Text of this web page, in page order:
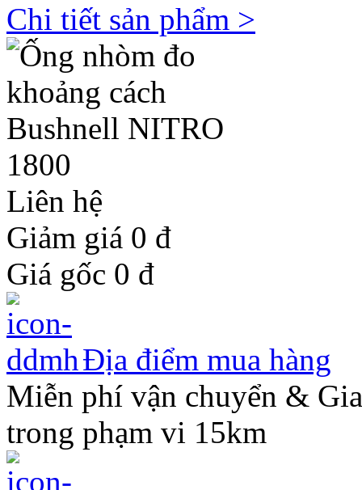
Chi tiết sản phẩm >
Liên hệ
Giảm giá 0 đ
Giá gốc 0 đ
Địa điểm mua hàng
Miễn phí vận chuyển &
trong phạm vi 15km